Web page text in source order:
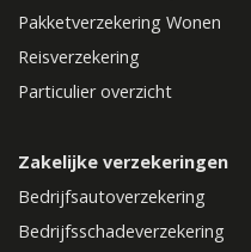
Pakketverzekering Wonen
Reisverzekering
Particulier overzicht
Zakelijke verzekeringen
Bedrijfsautoverzekering
Bedrijfsschadeverzekering